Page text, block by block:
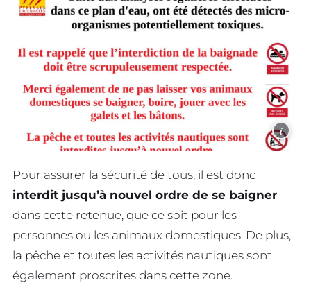
i
Pour assurer la sécurité de tous, il est donc
interdit jusqu’à nouvel ordre de se baigner
dans cette retenue, que ce soit pour les
personnes ou les animaux domestiques. De plus,
la pêche et toutes les activités nautiques sont
également proscrites dans cette zone.